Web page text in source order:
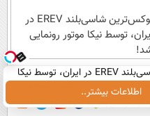
بنوشید
لوکس‌ترین شاسی‌بلند EREV در
توسط نیکا موتور رونمایی
لوکس‌ترین شاسی‌بلند EREV در ایران، توسط نیکا
موتور رونمایی شد!
اطلاعات بیشتر..
تماس با ما
سواد زندگی